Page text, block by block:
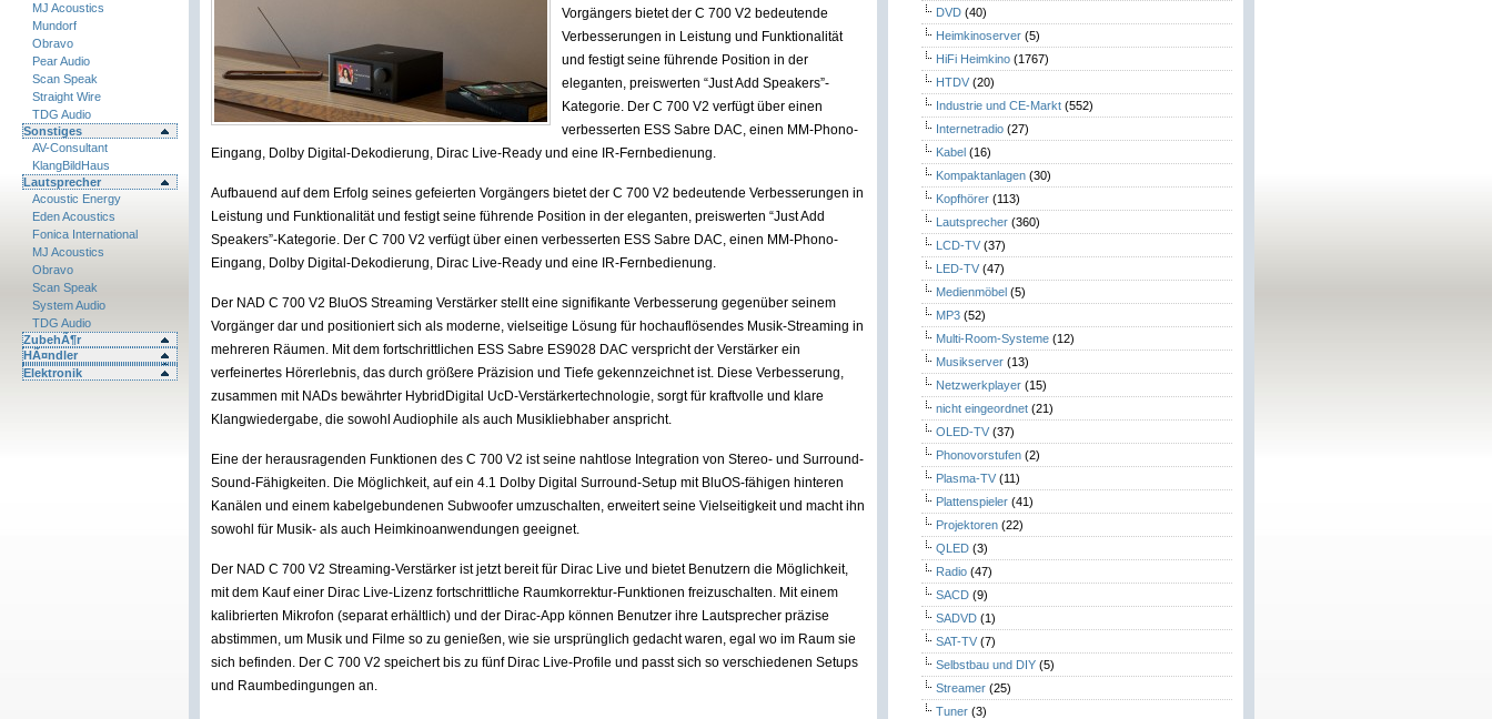
MJ Acoustics
Mundorf
Obravo
Pear Audio
Scan Speak
Straight Wire
TDG Audio
Sonstiges
AV-Consultant
KlangBildHaus
Lautsprecher
Acoustic Energy
Eden Acoustics
Fonica International
MJ Acoustics
Obravo
Scan Speak
System Audio
TDG Audio
ZubehÃ¶r
HÃ¤ndler
Elektronik
Vorgängers bietet der C 700 V2 bedeutende
Verbesserungen in Leistung und Funktionalität
und festigt seine führende Position in der
eleganten, preiswerten “Just Add Speakers”-
Kategorie. Der C 700 V2 verfügt über einen
verbesserten ESS Sabre DAC, einen MM-Phono-
Eingang, Dolby Digital-Dekodierung, Dirac Live-Ready und eine IR-Fernbedienung.
Aufbauend auf dem Erfolg seines gefeierten Vorgängers bietet der C 700 V2 bedeutende Verbesserungen in
Leistung und Funktionalität und festigt seine führende Position in der eleganten, preiswerten “Just Add
Speakers”-Kategorie. Der C 700 V2 verfügt über einen verbesserten ESS Sabre DAC, einen MM-Phono-
Eingang, Dolby Digital-Dekodierung, Dirac Live-Ready und eine IR-Fernbedienung.
Der NAD C 700 V2 BluOS Streaming Verstärker stellt eine signifikante Verbesserung gegenüber seinem
Vorgänger dar und positioniert sich als moderne, vielseitige Lösung für hochauflösendes Musik-Streaming in
mehreren Räumen. Mit dem fortschrittlichen ESS Sabre ES9028 DAC verspricht der Verstärker ein
verfeinertes Hörerlebnis, das durch größere Präzision und Tiefe gekennzeichnet ist. Diese Verbesserung,
zusammen mit NADs bewährter HybridDigital UcD-Verstärkertechnologie, sorgt für kraftvolle und klare
Klangwiedergabe, die sowohl Audiophile als auch Musikliebhaber anspricht.
Eine der herausragenden Funktionen des C 700 V2 ist seine nahtlose Integration von Stereo- und Surround-
Sound-Fähigkeiten. Die Möglichkeit, auf ein 4.1 Dolby Digital Surround-Setup mit BluOS-fähigen hinteren
Kanälen und einem kabelgebundenen Subwoofer umzuschalten, erweitert seine Vielseitigkeit und macht ihn
sowohl für Musik- als auch Heimkinoanwendungen geeignet.
Der NAD C 700 V2 Streaming-Verstärker ist jetzt bereit für Dirac Live und bietet Benutzern die Möglichkeit,
mit dem Kauf einer Dirac Live-Lizenz fortschrittliche Raumkorrektur-Funktionen freizuschalten. Mit einem
kalibrierten Mikrofon (separat erhältlich) und der Dirac-App können Benutzer ihre Lautsprecher präzise
abstimmen, um Musik und Filme so zu genießen, wie sie ursprünglich gedacht waren, egal wo im Raum sie
sich befinden. Der C 700 V2 speichert bis zu fünf Dirac Live-Profile und passt sich so verschiedenen Setups
und Raumbedingungen an.
DVD (40)
Heimkinoserver (5)
HiFi Heimkino (1767)
HTDV (20)
Industrie und CE-Markt (552)
Internetradio (27)
Kabel (16)
Kompaktanlagen (30)
Kopfhörer (113)
Lautsprecher (360)
LCD-TV (37)
LED-TV (47)
Medienmöbel (5)
MP3 (52)
Multi-Room-Systeme (12)
Musikserver (13)
Netzwerkplayer (15)
nicht eingeordnet (21)
OLED-TV (37)
Phonovorstufen (2)
Plasma-TV (11)
Plattenspieler (41)
Projektoren (22)
QLED (3)
Radio (47)
SACD (9)
SADVD (1)
SAT-TV (7)
Selbstbau und DIY (5)
Streamer (25)
Tuner (3)